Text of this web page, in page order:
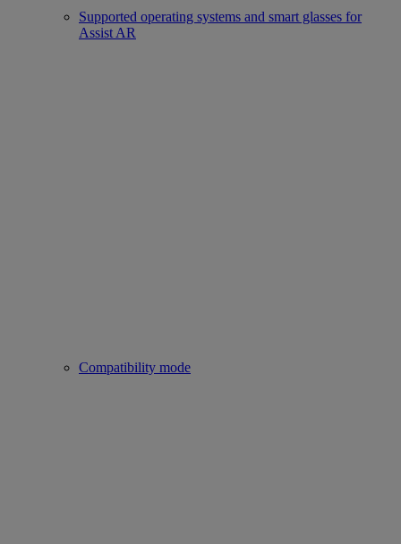
Supported operating systems and smart glasses for
Assist AR
Compatibility mode